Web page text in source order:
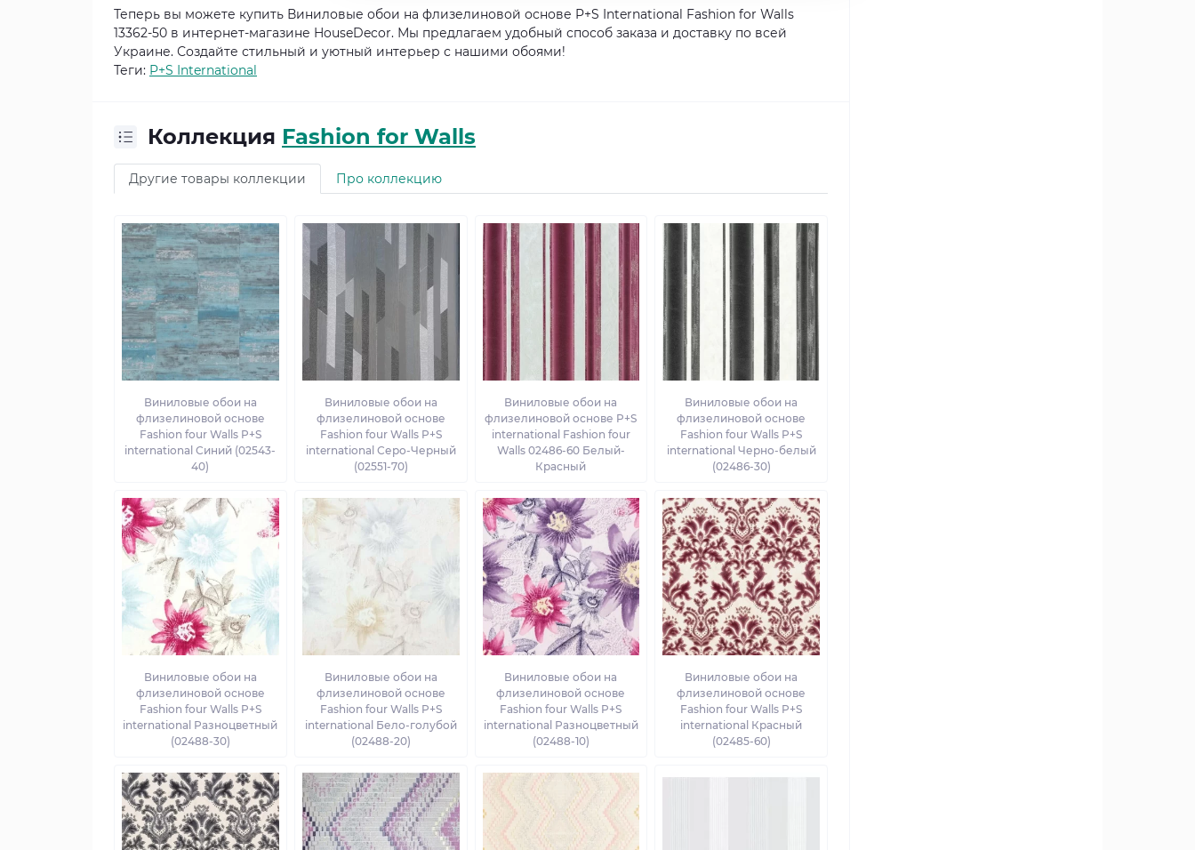
Теперь вы можете купить Виниловые обои на флизелиновой основе P+S International Fashion for Walls
13362-50 в интернет-магазине HouseDecor. Мы предлагаем удобный способ заказа и доставку по всей
Украине. Создайте стильный и уютный интерьер с нашими обоями!
Теги: P+S International
Коллекция Fashion for Walls
Другие товары коллекции Про коллекцию
Виниловые обои на
флизелиновой основе
Fashion four Walls P+S
international Синий (02543-
40)
Виниловые обои на
флизелиновой основе
Fashion four Walls P+S
international Серо-Черный
(02551-70)
Виниловые обои на
флизелиновой основе P+S
international Fashion four
Walls 02486-60 Белый-
Красный
Виниловые обои на
флизелиновой основе
Fashion four Walls P+S
international Черно-белый
(02486-30)
Виниловые обои на
флизелиновой основе
Fashion four Walls P+S
international Разноцветный
(02488-30)
Виниловые обои на
флизелиновой основе
Fashion four Walls P+S
international Бело-голубой
(02488-20)
Виниловые обои на
флизелиновой основе
Fashion four Walls P+S
international Разноцветный
(02488-10)
Виниловые обои на
флизелиновой основе
Fashion four Walls P+S
international Красный
(02485-60)